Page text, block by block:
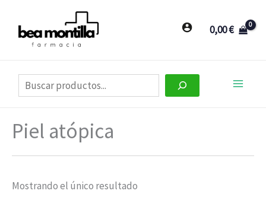
contenido
0,00€
Buscar
Piel atópica
Mostrando el único resultado